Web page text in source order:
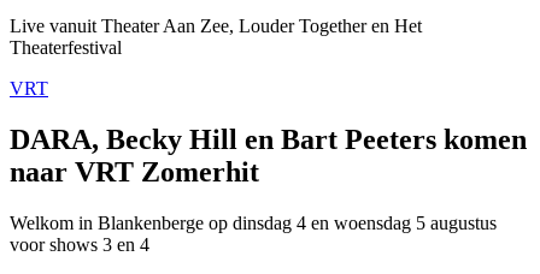
Live vanuit Theater Aan Zee, Louder Together en Het
Theaterfestival
VRT
DARA, Becky Hill en Bart Peeters komen
naar VRT Zomerhit
Welkom in Blankenberge op dinsdag 4 en woensdag 5 augustus
voor shows 3 en 4